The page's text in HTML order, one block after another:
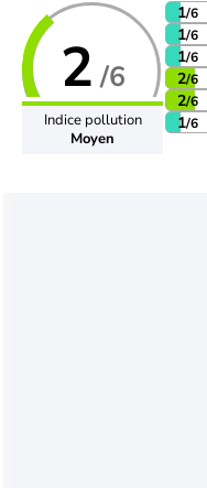
2 /6
Indice pollution
Moyen
1/6
1/6
1/6
2/6
2/6
1/6